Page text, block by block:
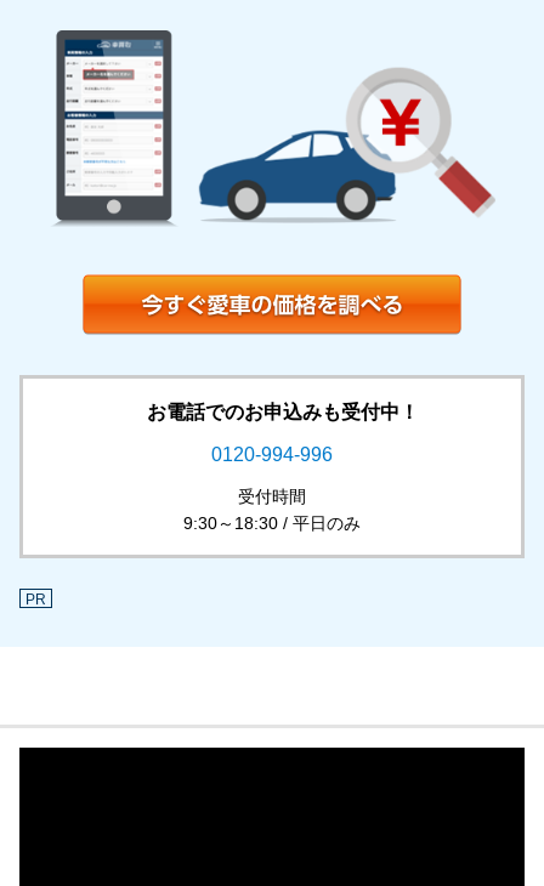
お電話でのお申込みも受付中！
0120-994-996
受付時間
9:30～18:30 / 平日のみ
PR